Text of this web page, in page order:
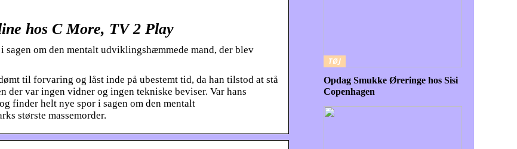
hos C More, TV 2 Play
om den mentalt udviklingshæmmede mand, der blev
til forvaring og låst inde på ubestemt tid, da han tilstod at stå
der var ingen vidner og ingen tekniske beviser. Var hans
finder helt nye spor i sagen om den mentalt
største massemorder.
TØJ
Opdag Smukke Øreringe hos Sisi
Copenhagen